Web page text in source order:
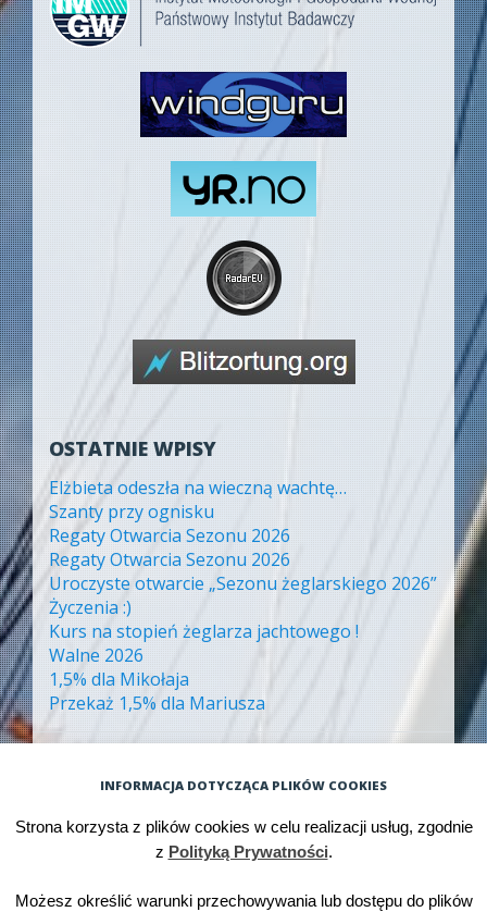
OSTATNIE WPISY
Elżbieta odeszła na wieczną wachtę…
Szanty przy ognisku
Regaty Otwarcia Sezonu 2026
Regaty Otwarcia Sezonu 2026
Uroczyste otwarcie „Sezonu żeglarskiego 2026”
Życzenia :)
Kurs na stopień żeglarza jachtowego !
Walne 2026
1,5% dla Mikołaja
Przekaż 1,5% dla Mariusza
Dumnie wspierane przez WordPressa
INFORMACJA DOTYCZĄCA PLIKÓW COOKIES
Strona korzysta z plików cookies w celu realizacji usług, zgodnie
z Polityką Prywatności.
Możesz określić warunki przechowywania lub dostępu do plików